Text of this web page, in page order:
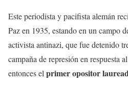
Este periodista y pacifista alemán
Paz en 1935, estando en un campo
activista antinazi, que fue detenido
campaña de represión en respuesta
entonces el primer opositor